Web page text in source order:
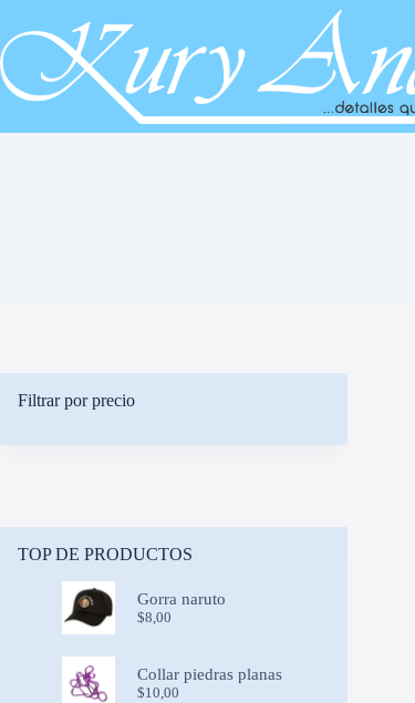
contenido
Filtrar por precio
TOP DE PRODUCTOS
Gorra naruto
$8,00
Collar piedras planas
$10,00